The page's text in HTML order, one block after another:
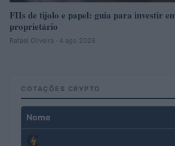
FIIs de tijolo e papel: guia para investir
proprietário
Rafael Oliveira · 4 ago 2026
COTAÇÕES CRYPTO
Nome